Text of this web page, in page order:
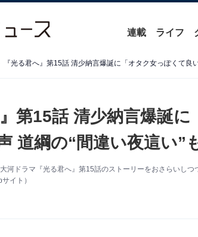
連載 ライフ
『光る君へ』第15話 清少納言爆誕に「オタク女っぽくて良
』第15話 清少納言爆誕
道綱の“間違い夜這い”
河ドラマ『光る君へ』第15話のストーリーをおさらいしつ
イト）